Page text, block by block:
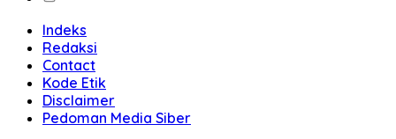
Indeks
Redaksi
Contact
Kode Etik
Disclaimer
Pedoman Media Siber